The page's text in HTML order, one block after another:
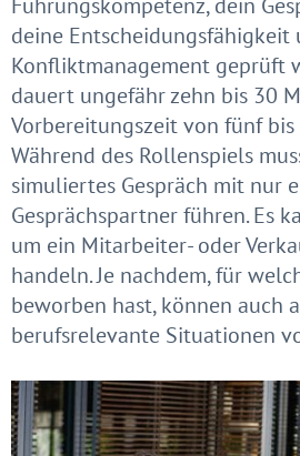
deine Entscheidungsfähigkeit
Konfliktmanagement geprüft
dauert ungefähr zehn bis 30
Vorbereitungszeit von fünf
Während des Rollenspiels
simuliertes Gespräch mit nur
Gesprächspartner führen. Es
um ein Mitarbeiter- oder
handeln. Je nachdem, für
beworben hast, können auch
berufsrelevante Situationen